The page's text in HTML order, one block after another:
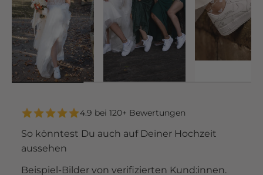
4.9 bei 120+ Bewertungen
So könntest Du auch auf Deiner Hochzeit
aussehen
Beispiel-Bilder von verifizierten Kund:innen.